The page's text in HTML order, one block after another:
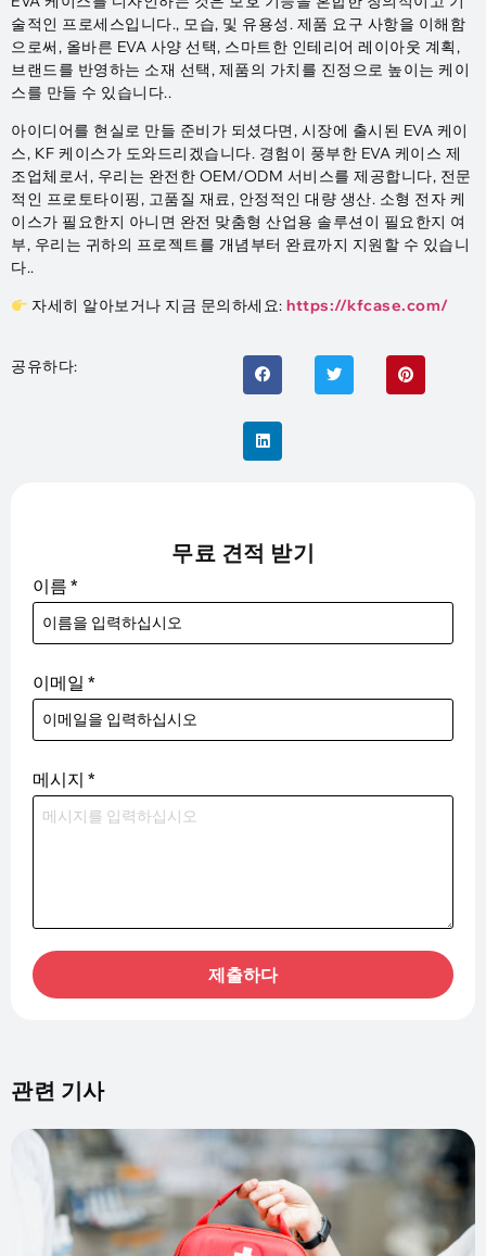
술적인 프로세스입니다., 모습, 및 유용성. 제품 요구 사항을 이해함
으로써, 올바른 EVA 사양 선택, 스마트한 인테리어 레이아웃 계획,
브랜드를 반영하는 소재 선택, 제품의 가치를 진정으로 높이는 케이
스를 만들 수 있습니다..
아이디어를 현실로 만들 준비가 되셨다면, 시장에 출시된 EVA 케이
스, KF 케이스가 도와드리겠습니다. 경험이 풍부한 EVA 케이스 제
조업체로서, 우리는 완전한 OEM/ODM 서비스를 제공합니다, 전문
적인 프로토타이핑, 고품질 재료, 안정적인 대량 생산. 소형 전자 케
이스가 필요한지 아니면 완전 맞춤형 산업용 솔루션이 필요한지 여
부, 우리는 귀하의 프로젝트를 개념부터 완료까지 지원할 수 있습니
다..
자세히 알아보거나 지금 문의하세요: https://kfcase.com/
공유하다:
무료 견적 받기
이름 *
이메일 *
메시지 *
제출하다
관련 기사